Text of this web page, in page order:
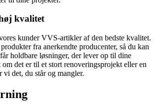
kvalitet
kunder VVS-artikler af den bedste kvalitet.
fra anerkendte producenter, så du kan
holdbare løsninger, der lever op til dine
det er til et stort renoveringsprojekt eller en
vi det, du står og mangler.